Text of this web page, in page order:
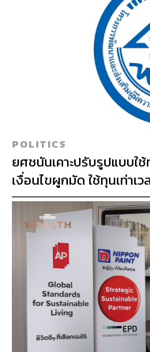
POLITICS
ยศชนันเคาะปรับรูปแบบ
เงื่อนไขผูกมัด ใช้ทุนเท่าเ
ดันให้มีผลย้อนหลัง